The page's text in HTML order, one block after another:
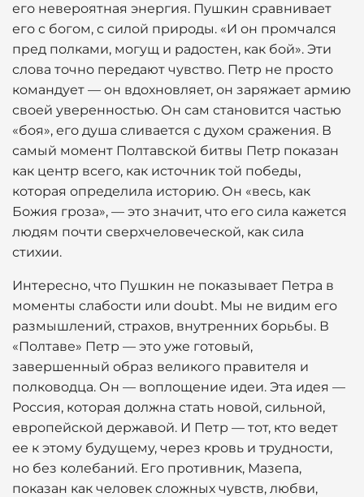
его невероятная энергия. Пушкин сравнивает
его с богом, с силой природы. «И он промчался
пред полками, могущ и радостен, как бой». Эти
слова точно передают чувство. Петр не просто
командует — он вдохновляет, он заряжает армию
своей уверенностью. Он сам становится частью
«боя», его душа сливается с духом сражения. В
самый момент Полтавской битвы Петр показан
как центр всего, как источник той победы,
которая определила историю. Он «весь, как
Божия гроза», — это значит, что его сила кажется
людям почти сверхчеловеческой, как сила
стихии.
Интересно, что Пушкин не показывает Петра в
моменты слабости или doubt. Мы не видим его
размышлений, страхов, внутренних борьбы. В
«Полтаве» Петр — это уже готовый,
завершенный образ великого правителя и
полководца. Он — воплощение идеи. Эта идея —
Россия, которая должна стать новой, сильной,
европейской державой. И Петр — тот, кто ведет
ее к этому будущему, через кровь и трудности,
но без колебаний. Его противник, Мазепа,
показан как человек сложных чувств, любви,